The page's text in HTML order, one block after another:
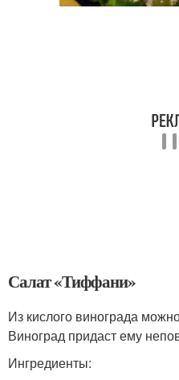
Салат «Тиффани»
Из кислого винограда
Виноград придаст ему
Ингредиенты: